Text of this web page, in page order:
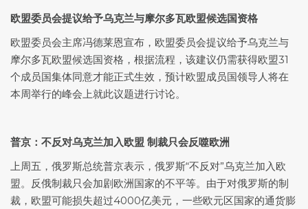
欧盟委员会提议给予乌克兰与摩尔多瓦欧盟候选国资格
欧盟委员会主席冯德莱恩宣布，欧盟委员会提议给予乌克兰与
摩尔多瓦欧盟候选国资格，根据流程，该建议仍需获得欧盟31
个成员国集体同意才能正式生效，预计欧盟成员国领导人将在
本周举行的峰会上就此议题进行讨论。
普京：不反对乌克兰加入欧盟 制裁只会反噬欧洲
上周五，俄罗斯总统普京表示，俄罗斯“不反对”乌克兰加入欧
盟。反俄制裁只会加剧欧洲国家的不平等。由于对俄罗斯的制
裁，欧盟可能损失超过4000亿美元，一些欧元区国家的通货膨